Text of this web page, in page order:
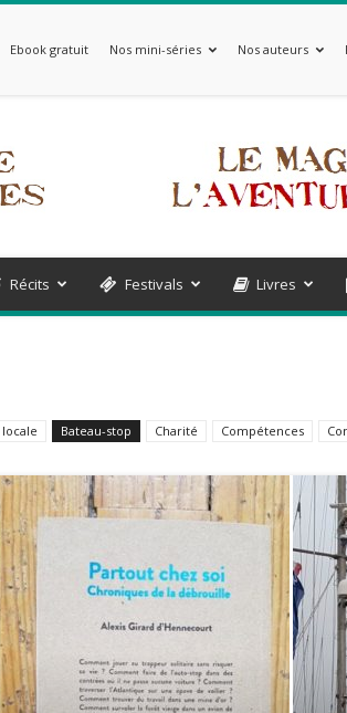
Ebook gratuit Nos mini-séries Nos auteurs
Récits Festivals Livres
Bateau-stop Charité Compétences